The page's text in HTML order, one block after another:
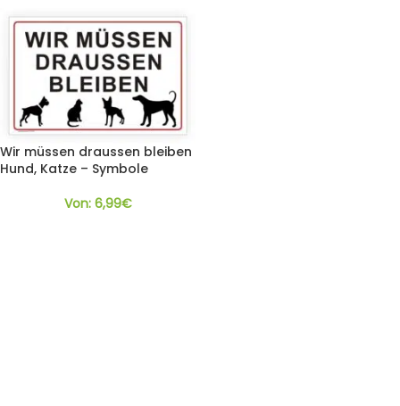
Wir müssen draussen bleiben
Hund, Katze – Symbole
Von: 6,99€